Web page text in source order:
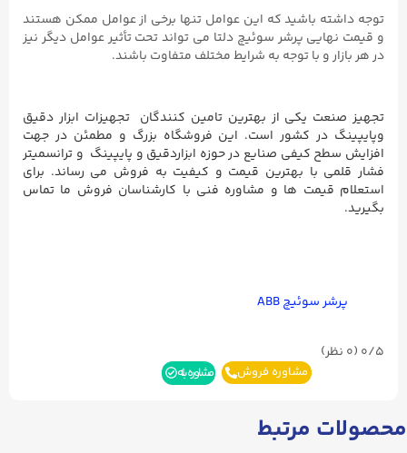
توجه داشته باشید که این عوامل تنها برخی از عوامل ممکن هستند
و قیمت نهایی پرشر سوئیچ دلتا می تواند تحت تأثیر عوامل دیگر نیز
در هر بازار و با توجه به شرایط مختلف متفاوت باشند.
تجهیز صنعت یکی از بهترین تامین کنندگان تجهیزات ابزار دقیق
وپایپینگ در کشور است. این فروشگاه بزرگ و مطمئن در جهت
افزایش سطح کیفی صنایع در حوزه ابزاردقیق و پایپینگ و ترانسمیتر
فشار قلمی با بهترین قیمت و کیفیت به فروش می رساند. برای
استعلام قیمت ها و مشاوره فنی با کارشناسان فروش ما تماس
بگیرید.
پرشر سوئیچ ABB
0/5 (۰ نظر)
مشاوره فروش مشاوره بله
محصولات مرتبط